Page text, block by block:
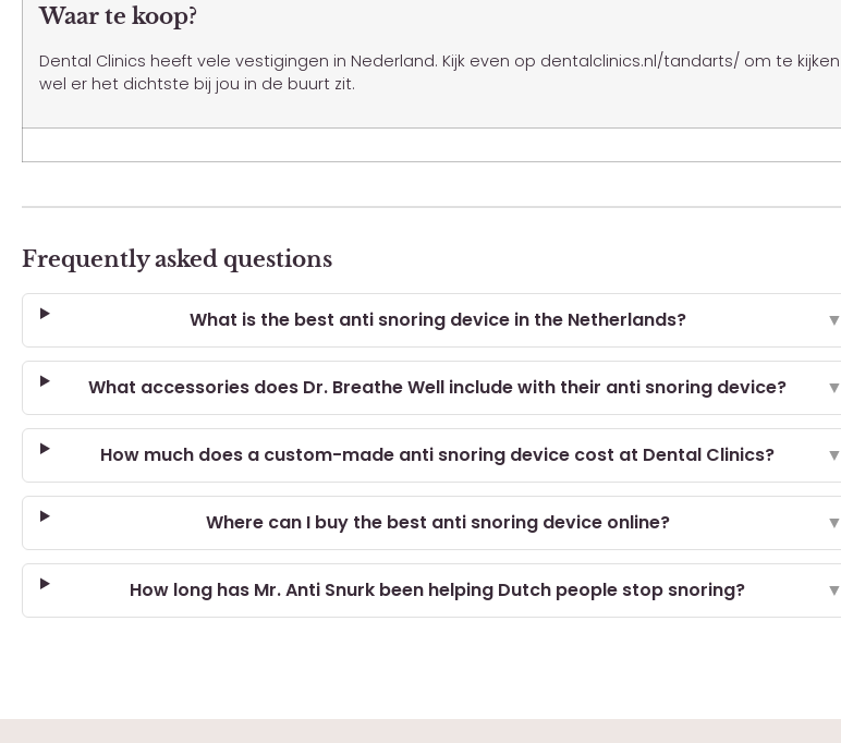
Waar te koop?
Dental Clinics heeft vele vestigingen in Nederland. Kijk even op dentalclinics.nl/tandarts/ om te kijken
wel er het dichtste bij jou in de buurt zit.
Frequently asked questions
What is the best anti snoring device in the Netherlands? ▼
What accessories does Dr. Breathe Well include with their anti snoring device? ▼
How much does a custom-made anti snoring device cost at Dental Clinics? ▼
Where can I buy the best anti snoring device online? ▼
How long has Mr. Anti Snurk been helping Dutch people stop snoring? ▼